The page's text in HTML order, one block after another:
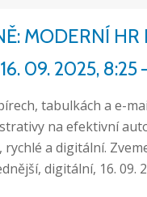
MODERNÍ HR
09. 2025, 8:25
tabulkách a e-
na efektivní
rychlé a digitální.
digitální, 16. 09.